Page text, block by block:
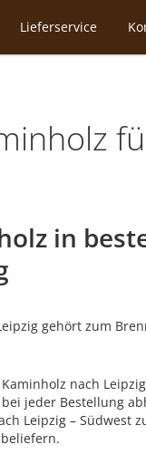
Lieferservice
in
gehört zum
nach
jeder Bestellung
Leipzig – Südwest